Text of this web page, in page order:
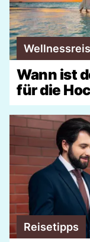
Wann ist
für die
Reisetipps